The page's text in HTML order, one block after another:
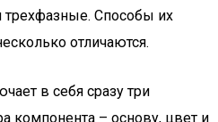
трехфазные. Способы их
отличаются.
в себя сразу три
компонента – основу, цвет и